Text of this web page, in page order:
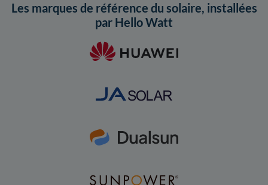
Les marques de référence du solaire, installées
par Hello Watt